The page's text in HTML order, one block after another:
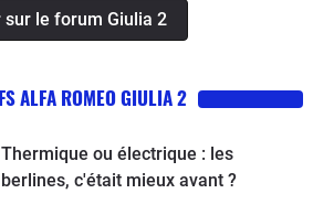
sur le forum Giulia 2
ALFA ROMEO GIULIA 2
Thermique ou électrique : les
berlines, c'était mieux avant ?